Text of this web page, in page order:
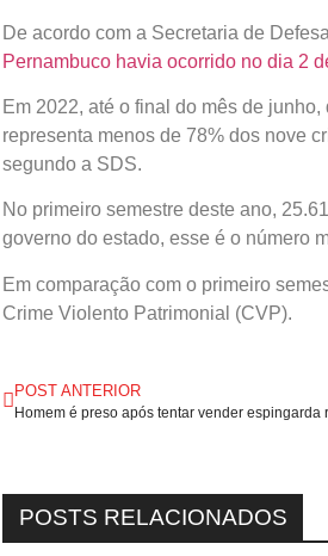
De acordo com a Secretaria de
Pernambuco havia ocorrido no dia 2
Em 2022, até o final do mês de
representa menos de 78% dos nove
segundo a SDS.
No primeiro semestre deste ano,
governo do estado, esse é o número
Em comparação com o primeiro
Crime Violento Patrimonial (CVP).
POST ANTERIOR
POSTS RELACIONADOS